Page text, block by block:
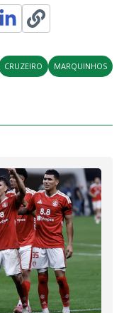
CRUZEIRO MARQUINHOS